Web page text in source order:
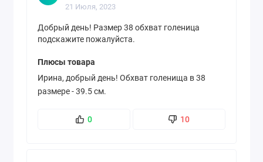
21 Июля, 2023
Добрый день! Размер 38 обхват голеница
подскажите пожалуйста.
Плюсы товара
Ирина, добрый день! Обхват голенища в 38
размере - 39.5 см.
0 10